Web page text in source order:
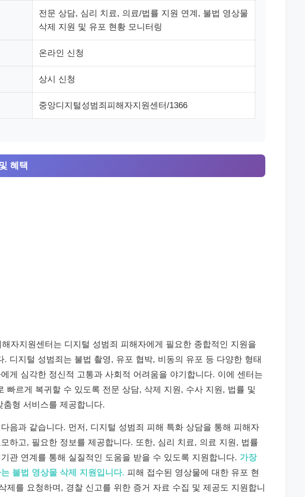
전문 상담, 심리 치료, 의료/법률 지원 연계, 불법 영상물
삭제 지원 및 유포 현황 모니터링
온라인 신청
상시 신청
중앙디지털성범죄피해자지원센터/1366
혜택
자지원센터는 디지털 성범죄 피해자에게 필요한 종합적인 지원을
. 디지털 성범죄는 불법 촬영, 유포 협박, 비동의 유포 등 다양한 형태
게 심각한 정신적 고통과 사회적 어려움을 야기합니다. 이에 센터는
빠르게 복귀할 수 있도록 전문 상담, 삭제 지원, 수사 지원, 법률 및
춤형 서비스를 제공합니다.
음과 같습니다. 먼저, 디지털 성범죄 피해 특화 상담을 통해 피해자
하고, 필요한 정보를 제공합니다. 또한, 심리 치료, 의료 지원, 법률
관 연계를 통해 실질적인 도움을 받을 수 있도록 지원합니다. 가장
불법 영상물 삭제 지원입니다. 피해 접수된 영상물에 대한 유포 현
제를 요청하며, 경찰 신고를 위한 증거 자료 수집 및 제공도 지원합니